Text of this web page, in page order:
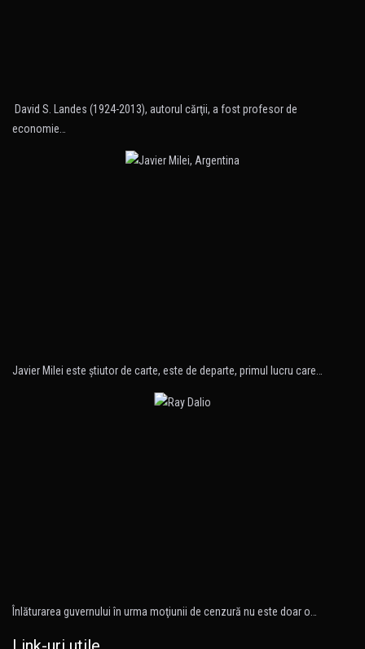
David S. Landes (1924-2013), autorul cărţii, a fost profesor de
economie…
Javier Milei este ştiutor de carte, este de departe, primul lucru care…
Înlăturarea guvernului în urma moţiunii de cenzură nu este doar o…